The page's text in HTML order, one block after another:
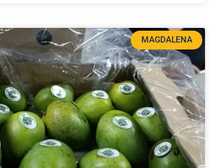
MAGDALENA